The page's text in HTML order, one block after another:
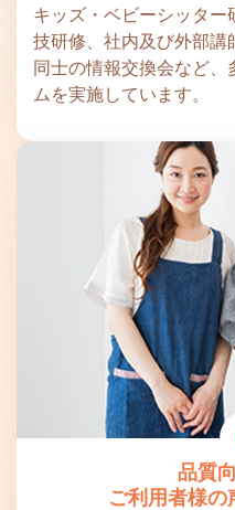
キッズ・ベビーシッター
技研修、社内及び外部講
同士の情報交換会など、
ムを実施しています。
品質
ご利用者様の